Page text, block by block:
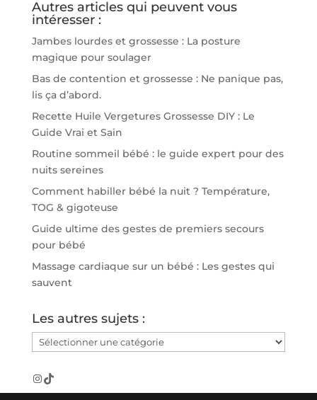
Autres articles qui peuvent vous
intéresser :
Jambes lourdes et grossesse : La posture
magique pour soulager
Bas de contention et grossesse : Ne panique pas,
lis ça d’abord.
Recette Huile Vergetures Grossesse DIY : Le
Guide Vrai et Sain
Routine sommeil bébé : le guide expert pour des
nuits sereines
Comment habiller bébé la nuit ? Température,
TOG & gigoteuse
Guide ultime des gestes de premiers secours
pour bébé
Massage cardiaque sur un bébé : Les gestes qui
sauvent
Les autres sujets :
Les
autres
sujets
Instagram
TikTok